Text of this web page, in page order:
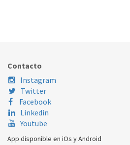
Contacto
Instagram
Twitter
Facebook
Linkedin
Youtube
App disponible en iOs y Android